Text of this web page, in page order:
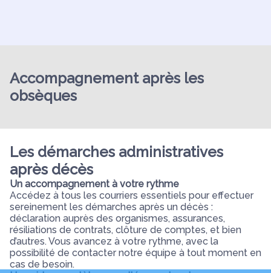
Accompagnement après les
obsèques
Les démarches administratives
après décès
Un accompagnement à votre rythme
Accédez à tous les courriers essentiels pour effectuer
sereinement les démarches après un décès :
déclaration auprès des organismes, assurances,
résiliations de contrats, clôture de comptes, et bien
d’autres. Vous avancez à votre rythme, avec la
possibilité de contacter notre équipe à tout moment en
cas de besoin.